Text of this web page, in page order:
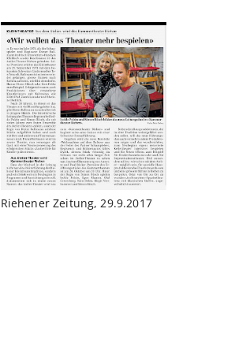
Riehener Zeitung, 29.9.2017